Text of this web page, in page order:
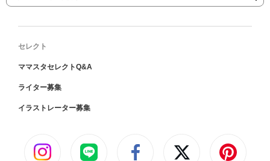
セレクト
ママスタセレクトQ&A
ライター募集
イラストレーター募集